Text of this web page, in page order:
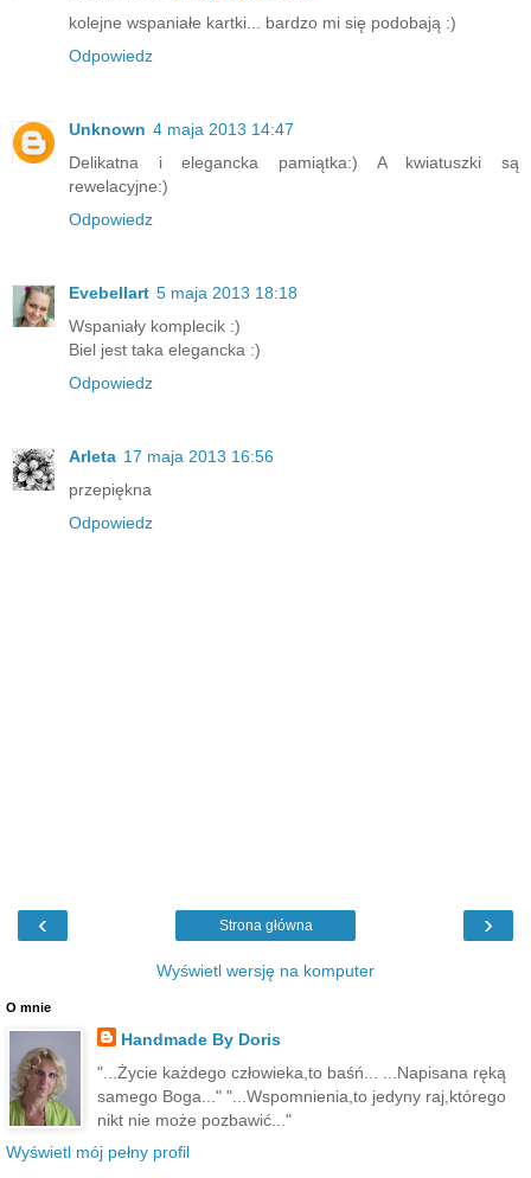
kolejne wspaniałe kartki... bardzo mi się podobają :)
Odpowiedz
Unknown 4 maja 2013 14:47
Delikatna i elegancka pamiątka:) A kwiatuszki są
rewelacyjne:)
Odpowiedz
Evebellart 5 maja 2013 18:18
Wspaniały komplecik :)
Biel jest taka elegancka :)
Odpowiedz
Arleta 17 maja 2013 16:56
przepiękna
Odpowiedz
‹ ›
Strona główna
Wyświetl wersję na komputer
O mnie
Handmade By Doris
"...Życie każdego człowieka,to baśń... ...Napisana ręką
samego Boga..." "...Wspomnienia,to jedyny raj,którego
nikt nie może pozbawić..."
Wyświetl mój pełny profil